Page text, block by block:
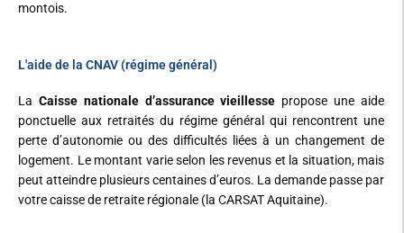
montois.
L'aide de la CNAV (régime général)
La Caisse nationale d’assurance vieillesse propose une aide
ponctuelle aux retraités du régime général qui rencontrent une
perte d’autonomie ou des difficultés liées à un changement de
logement. Le montant varie selon les revenus et la situation, mais
peut atteindre plusieurs centaines d’euros. La demande passe par
votre caisse de retraite régionale (la CARSAT Aquitaine).